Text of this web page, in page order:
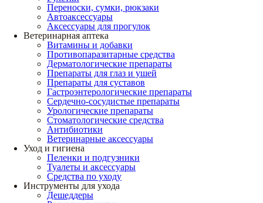
Переноски, сумки, рюкзаки
Автоаксессуары
Аксессуары для прогулок
Ветеринарная аптека
Витамины и добавки
Противопаразитарные средства
Дерматологические препараты
Препараты для глаз и ушей
Препараты для суставов
Гастроэнтерологические препараты
Сердечно-сосудистые препараты
Урологические препараты
Стоматологические средства
Антибиотики
Ветеринарные аксессуары
Уход и гигиена
Пеленки и подгузники
Туалеты и аксессуары
Средства по уходу
Инструменты для ухода
Дешеддеры